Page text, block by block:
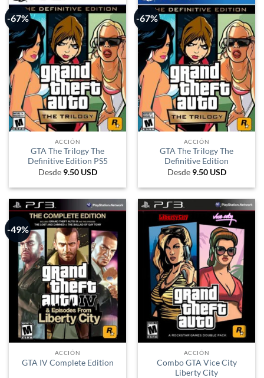
-67%
ACCIÓN
GTA The Trilogy The
Definitive Edition PS5
Desde 9.50 USD
-67%
ACCIÓN
GTA The Trilogy The
Definitive Edition
Desde 9.50 USD
-49%
ACCIÓN
GTA IV Complete Edition
ACCIÓN
Combo GTA Vice City
Liberty City